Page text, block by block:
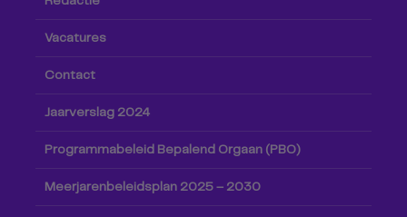
Vacatures
Contact
Jaarverslag 2024
Programmabeleid Bepalend Orgaan (PBO)
Meerjarenbeleidsplan 2025 – 2030